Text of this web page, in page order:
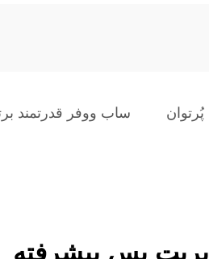
ساب ووفر قدرتمند
بس پیشرفته